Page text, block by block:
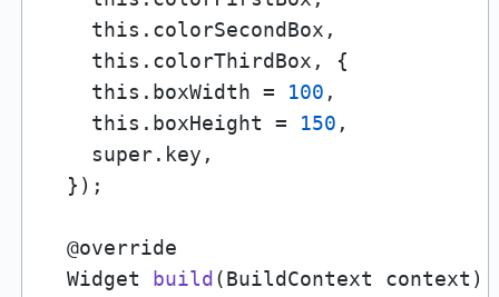
    this.colorSecondBox,
    this.colorThirdBox, {
    this.boxWidth =
100 ,
    this.boxHeight =
150 ,
    super.key,
  });
  @override
  Widget
build (BuildContext context)